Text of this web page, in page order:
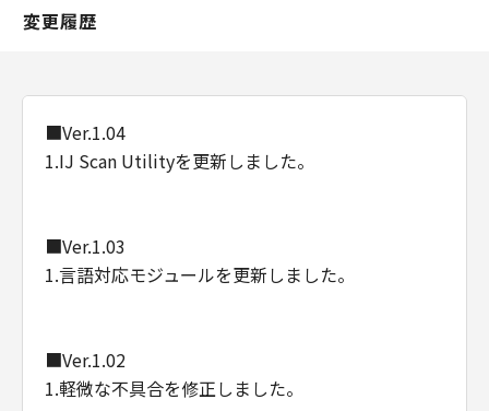
変更履歴
■Ver.1.04
1.IJ Scan Utilityを更新しました。
■Ver.1.03
1.言語対応モジュールを更新しました。
■Ver.1.02
1.軽微な不具合を修正しました。